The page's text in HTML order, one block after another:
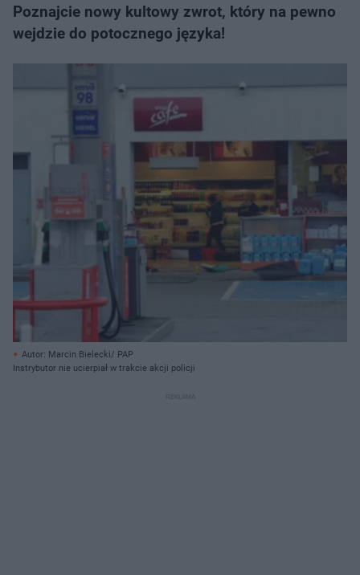
Poznajcie nowy kultowy zwrot, który na pewno
wejdzie do potocznego języka!
Autor: Marcin Bielecki/ PAP
Instrybutor nie ucierpiał w trakcie akcji policji